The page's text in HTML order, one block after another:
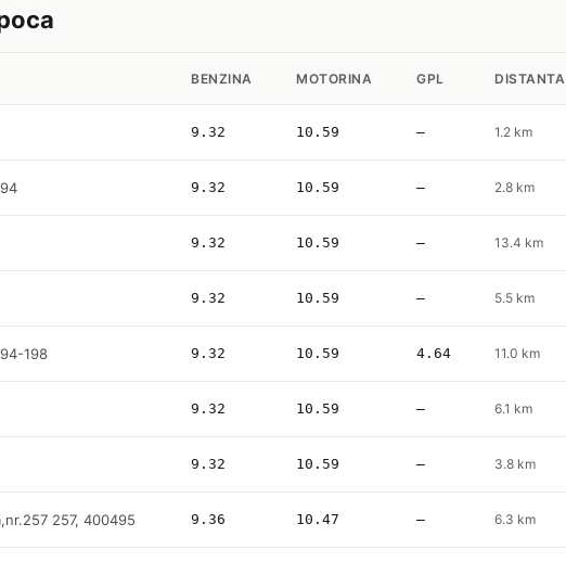
BENZINA MOTORINA GPL DISTANTA
9.32 10.59 — 1.2 km
9.32 10.59 — 2.8 km
9.32 10.59 — 13.4 km
9.32 10.59 — 5.5 km
198 9.32 10.59 4.64 11.0 km
9.32 10.59 — 6.1 km
9.32 10.59 — 3.8 km
257, 400495 9.36 10.47 — 6.3 km